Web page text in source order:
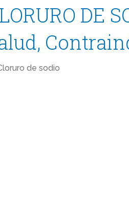
DE
de sodio